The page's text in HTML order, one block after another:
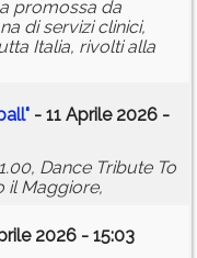
promossa da
di servizi clinici,
Italia, rivolti alla
- 11 Aprile 2026 -
Dance Tribute To
il Maggiore,
2026 - 15:03